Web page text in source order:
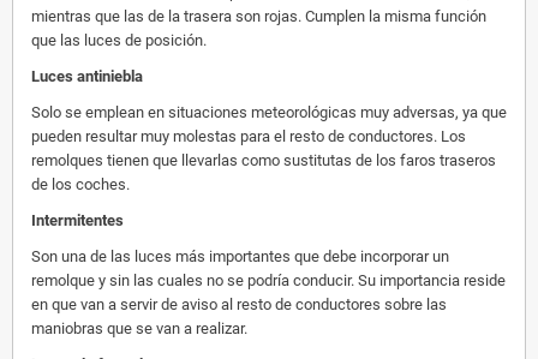
mientras que las de la trasera son rojas. Cumplen la misma función
que las luces de posición.
Luces antiniebla
Solo se emplean en situaciones meteorológicas muy adversas, ya que
pueden resultar muy molestas para el resto de conductores. Los
remolques tienen que llevarlas como sustitutas de los faros traseros
de los coches.
Intermitentes
Son una de las luces más importantes que debe incorporar un
remolque y sin las cuales no se podría conducir. Su importancia reside
en que van a servir de aviso al resto de conductores sobre las
maniobras que se van a realizar.